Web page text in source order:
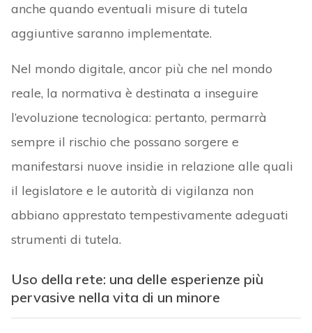
anche quando eventuali misure di tutela
aggiuntive saranno implementate.
Nel mondo digitale, ancor più che nel mondo
reale, la normativa è destinata a inseguire
l’evoluzione tecnologica: pertanto, permarrà
sempre il rischio che possano sorgere e
manifestarsi nuove insidie in relazione alle quali
il legislatore e le autorità di vigilanza non
abbiano apprestato tempestivamente adeguati
strumenti di tutela.
Uso della rete: una delle esperienze più
pervasive nella vita di un minore